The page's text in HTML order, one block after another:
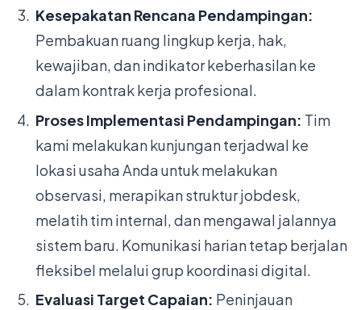
Kesepakatan Rencana Pendampingan:
Pembakuan ruang lingkup kerja, hak,
kewajiban, dan indikator keberhasilan ke
dalam kontrak kerja profesional.
Proses Implementasi Pendampingan: Tim
kami melakukan kunjungan terjadwal ke
lokasi usaha Anda untuk melakukan
observasi, merapikan struktur jobdesk,
melatih tim internal, dan mengawal jalannya
sistem baru. Komunikasi harian tetap berjalan
fleksibel melalui grup koordinasi digital.
Evaluasi Target Capaian: Peninjauan